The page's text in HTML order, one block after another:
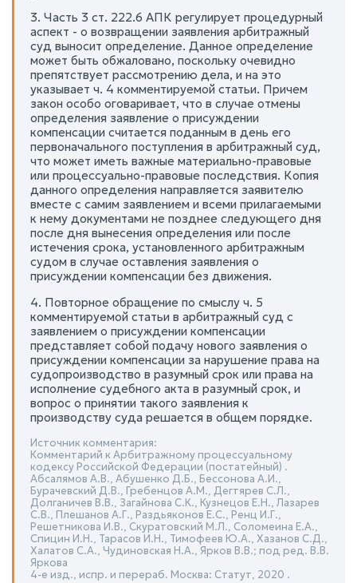
3. Часть 3 ст. 222.6 АПК регулирует процедурный
аспект - о возвращении заявления арбитражный
суд выносит определение. Данное определение
может быть обжаловано, поскольку очевидно
препятствует рассмотрению дела, и на это
указывает ч. 4 комментируемой статьи. Причем
закон особо оговаривает, что в случае отмены
определения заявление о присуждении
компенсации считается поданным в день его
первоначального поступления в арбитражный суд,
что может иметь важные материально-правовые
или процессуально-правовые последствия. Копия
данного определения направляется заявителю
вместе с самим заявлением и всеми прилагаемыми
к нему документами не позднее следующего дня
после дня вынесения определения или после
истечения срока, установленного арбитражным
судом в случае оставления заявления о
присуждении компенсации без движения.
4. Повторное обращение по смыслу ч. 5
комментируемой статьи в арбитражный суд с
заявлением о присуждении компенсации
представляет собой подачу нового заявления о
присуждении компенсации за нарушение права на
судопроизводство в разумный срок или права на
исполнение судебного акта в разумный срок, и
вопрос о принятии такого заявления к
производству суда решается в общем порядке.
Источник комментария:
Комментарий к Арбитражному процессуальному
кодексу Российской Федерации (постатейный) .
Абсалямов А.В., Абушенко Д.Б., Бессонова А.И.,
Бурачевский Д.В., Гребенцов А.М., Дегтярев С.Л.,
Долганичев В.В., Загайнова С.К., Кузнецов Е.Н., Лазарев
С.В., Плешанов А.Г., Раздьяконов Е.С., Ренц И.Г.,
Решетникова И.В., Скуратовский М.Л., Соломеина Е.А.,
Спицин И.Н., Тарасов И.Н., Тимофеев Ю.А., Хазанов С.Д.,
Халатов С.А., Чудиновская Н.А., Ярков В.В.; под ред. В.В.
Яркова
4-е изд., испр. и перераб. Москва: Статут, 2020 .